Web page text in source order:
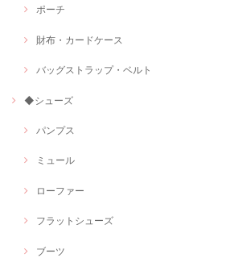
ポーチ
財布・カードケース
バッグストラップ・ベルト
◆シューズ
パンプス
ミュール
ローファー
フラットシューズ
ブーツ